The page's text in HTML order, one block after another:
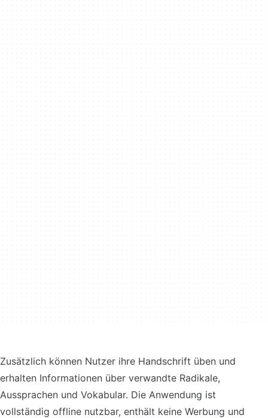
Zusätzlich können Nutzer ihre Handschrift üben und
erhalten Informationen über verwandte Radikale,
Aussprachen und Vokabular. Die Anwendung ist
vollständig offline nutzbar, enthält keine Werbung und